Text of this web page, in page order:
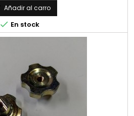
Añadir al carro
 En stock